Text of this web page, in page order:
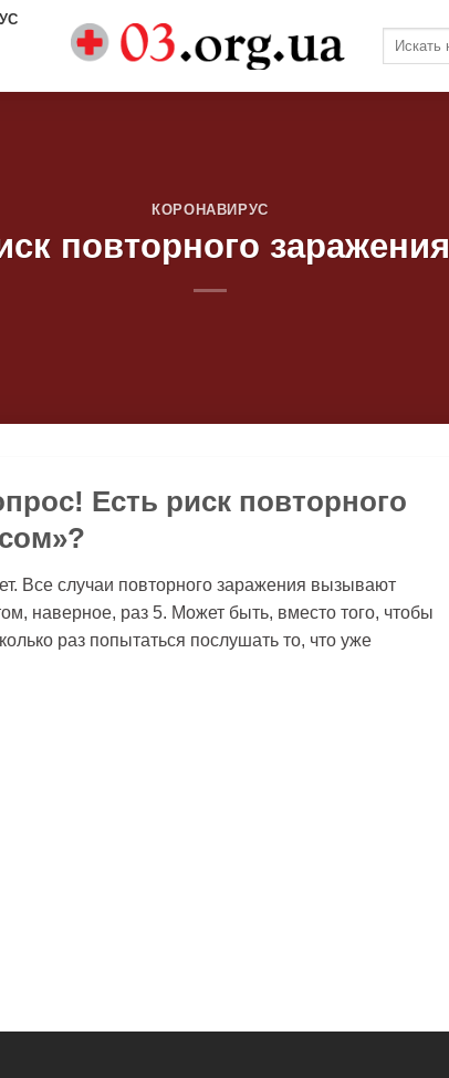
КОРОНАВИРУС
повторного заражения
Есть риск повторного
Все случаи повторного заражения вызывают
наверное, раз 5. Может быть, вместо того, чтобы
раз попытаться послушать то, что уже